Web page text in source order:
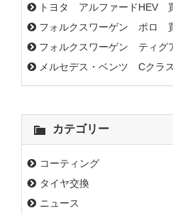
トヨタ アルファードHEV
フォルクスワーゲン ポロ
フォルクスワーゲン ティ
メルセデス・ベンツ Cク
カテゴリー
コーティング
タイヤ交換
ニュース